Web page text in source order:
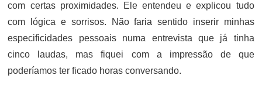
com certas proximidades. Ele entendeu e explicou tudo
com lógica e sorrisos. Não faria sentido inserir minhas
especificidades pessoais numa entrevista que já tinha
cinco laudas, mas fiquei com a impressão de que
poderíamos ter ficado horas conversando.